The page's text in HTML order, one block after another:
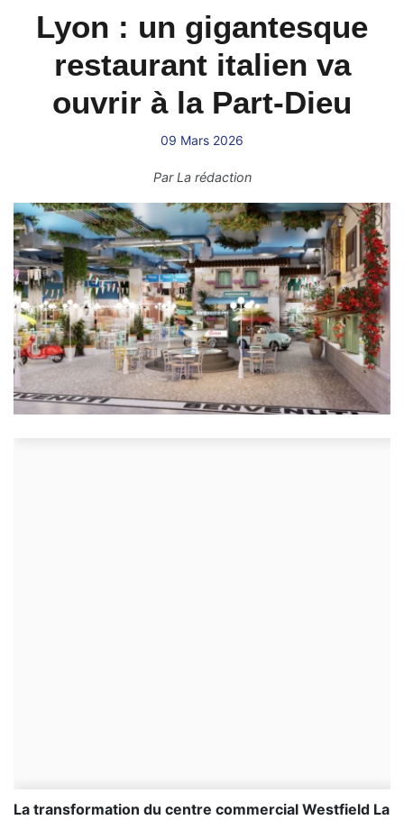
Lyon : un gigantesque
restaurant italien va
ouvrir à la Part-Dieu
09 Mars 2026
ParLa rédaction
La transformation du centre commercial Westfield La